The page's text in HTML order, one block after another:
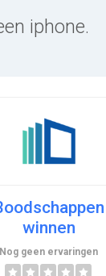
iphone.
winnen
Nog geen ervaringen